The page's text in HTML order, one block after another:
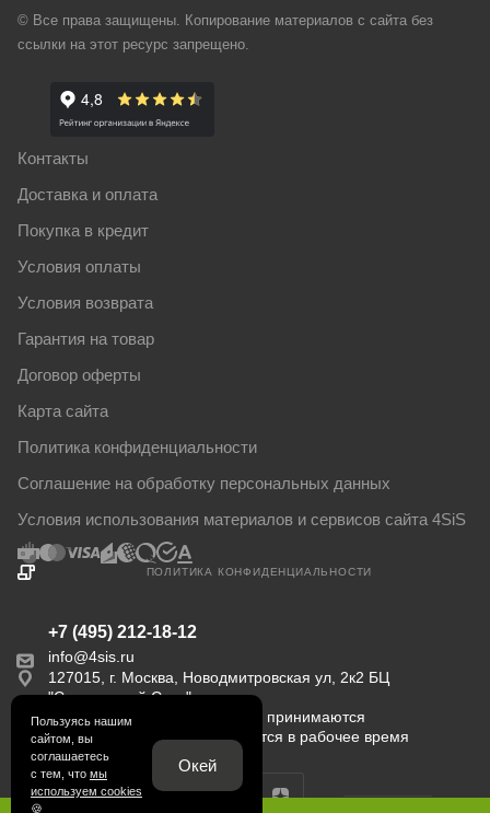
© Все права защищены. Копирование материалов с сайта без
ссылки на этот ресурс запрещено.
Контакты
Доставка и оплата
Покупка в кредит
Условия оплаты
Условия возврата
Гарантия на товар
Договор оферты
Карта сайта
Политика конфиденциальности
Соглашение на обработку персональных данных
Условия использования материалов и сервисов сайта 4SiS
ПОЛИТИКА КОНФИДЕНЦИАЛЬНОСТИ
+7 (495) 212-18-12
info@4sis.ru
127015, г. Москва, Новодмитровская ул, 2к2 БЦ
"Савеловский Сити".
Пн-Пт с 9:00 до 18:00. Заказы принимаются
круглосуточно. Обрабатываются в рабочее время
Пользуясь нашим
сайтом, вы
соглашаетесь
с тем, что мы
используем cookies
🍪
Окей